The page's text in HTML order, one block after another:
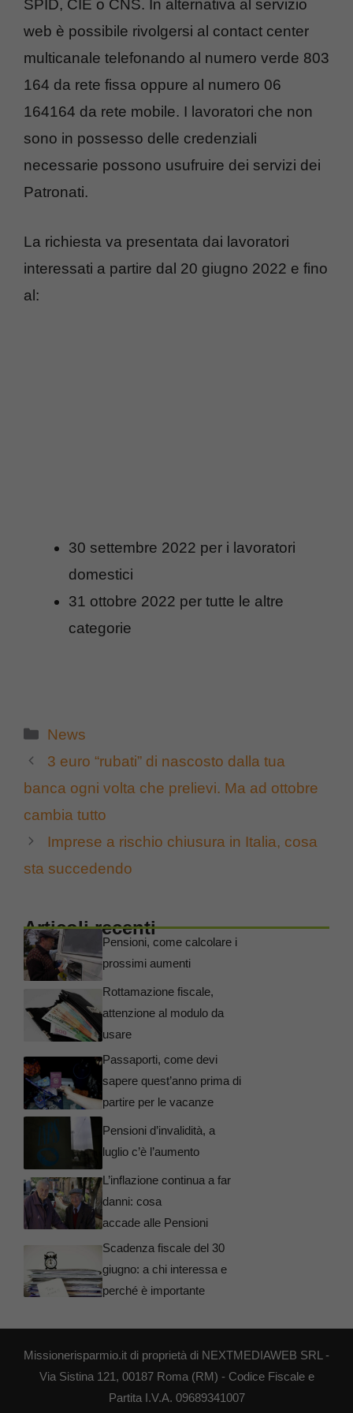
SPID, CIE o CNS. In alternativa al servizio
web è possibile rivolgersi al contact center
multicanale telefonando al numero verde 803
164 da rete fissa oppure al numero 06
164164 da rete mobile. I lavoratori che non
sono in possesso delle credenziali
necessarie possono usufruire dei servizi dei
Patronati.
La richiesta va presentata dai lavoratori
interessati a partire dal 20 giugno 2022 e fino
al:
30 settembre 2022 per i lavoratori
domestici
31 ottobre 2022 per tutte le altre
categorie
Categorie
News
3 euro “rubati” di nascosto dalla tua
banca ogni volta che prelievi. Ma ad ottobre
cambia tutto
Imprese a rischio chiusura in Italia, cosa
sta succedendo
Articoli recenti
Pensioni, come calcolare i
prossimi aumenti
Rottamazione fiscale,
attenzione al modulo da
usare
Passaporti, come devi
sapere quest’anno prima di
partire per le vacanze
Pensioni d’invalidità, a
luglio c’è l’aumento
L’inflazione continua a far
danni: cosa
accade alle Pensioni
Scadenza fiscale del 30
giugno: a chi interessa e
perché è importante
Missionerisparmio.it di proprietà di NEXTMEDIAWEB SRL -
Via Sistina 121, 00187 Roma (RM) - Codice Fiscale e
Partita I.V.A. 09689341007